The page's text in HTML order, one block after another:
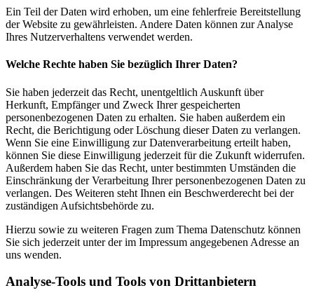
Ein Teil der Daten wird erhoben, um eine fehlerfreie Bereitstellung
der Website zu gewährleisten. Andere Daten können zur Analyse
Ihres Nutzerverhaltens verwendet werden.
Welche Rechte haben Sie bezüglich Ihrer Daten?
Sie haben jederzeit das Recht, unentgeltlich Auskunft über
Herkunft, Empfänger und Zweck Ihrer gespeicherten
personenbezogenen Daten zu erhalten. Sie haben außerdem ein
Recht, die Berichtigung oder Löschung dieser Daten zu verlangen.
Wenn Sie eine Einwilligung zur Datenverarbeitung erteilt haben,
können Sie diese Einwilligung jederzeit für die Zukunft widerrufen.
Außerdem haben Sie das Recht, unter bestimmten Umständen die
Einschränkung der Verarbeitung Ihrer personenbezogenen Daten zu
verlangen. Des Weiteren steht Ihnen ein Beschwerderecht bei der
zuständigen Aufsichtsbehörde zu.
Hierzu sowie zu weiteren Fragen zum Thema Datenschutz können
Sie sich jederzeit unter der im Impressum angegebenen Adresse an
uns wenden.
Analyse-Tools und Tools von Drittanbietern